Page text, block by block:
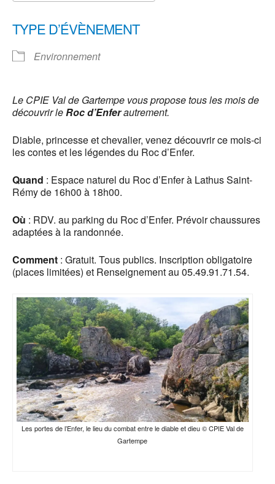
TYPE D’ÉVÈNEMENT
Environnement
Le CPIE Val de Gartempe vous propose tous les mois de
découvrir leRoc d’Enferautrement.
Diable, princesse et chevalier, venez découvrir ce mois-ci
les contes et les légendes du Roc d’Enfer.
Quand : Espace naturel du Roc d’Enfer à Lathus Saint-
Rémy de 16h00 à 18h00.
Où : RDV. au parking du Roc d’Enfer. Prévoir chaussures
adaptées à la randonnée.
Comment : Gratuit. Tous publics. Inscription obligatoire
(places limitées) et Renseignement au 05.49.91.71.54.
Les portes de l’Enfer, le lieu du combat entre le diable et dieu © CPIE Val de
Gartempe